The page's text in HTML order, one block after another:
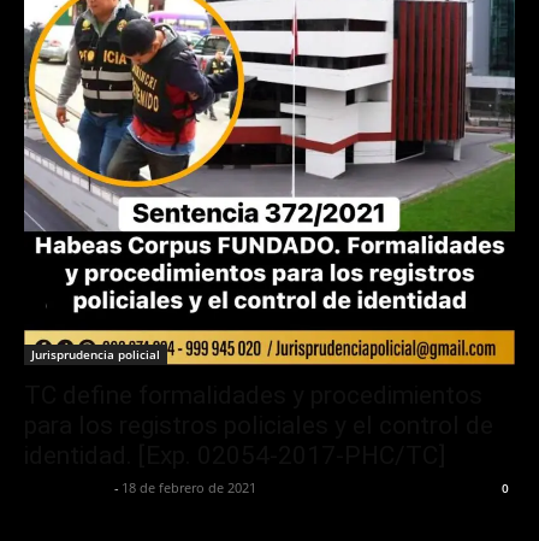
Jurisprudencia policial
- 18 de febrero de 2021 0